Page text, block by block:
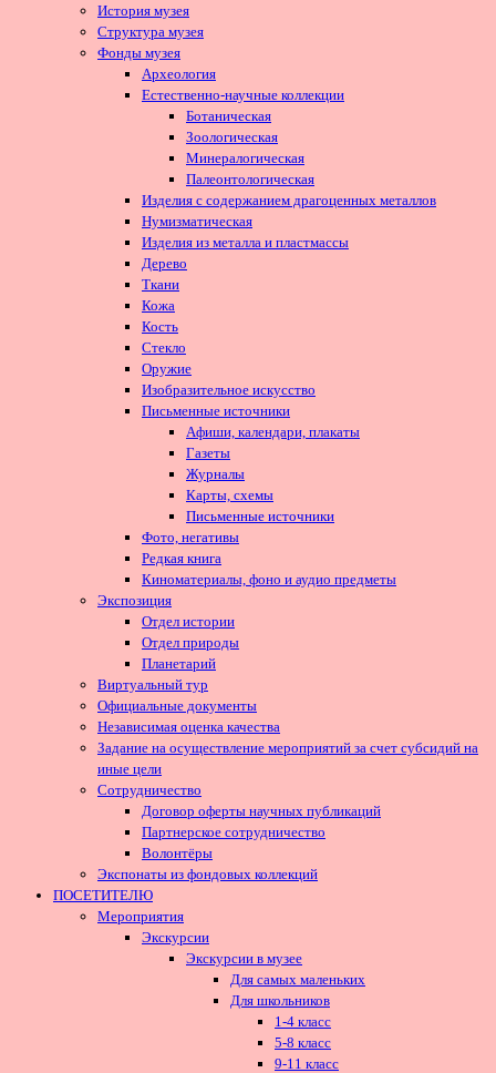
История музея
Структура музея
Фонды музея
Археология
Естественно-научные коллекции
Ботаническая
Зоологическая
Минералогическая
Палеонтологическая
Изделия с содержанием драгоценных металлов
Нумизматическая
Изделия из металла и пластмассы
Дерево
Ткани
Кожа
Кость
Стекло
Оружие
Изобразительное искусство
Письменные источники
Афиши, календари, плакаты
Газеты
Журналы
Карты, схемы
Письменные источники
Фото, негативы
Редкая книга
Киноматериалы, фоно и аудио предметы
Экспозиция
Отдел истории
Отдел природы
Планетарий
Виртуальный тур
Официальные документы
Независимая оценка качества
Задание на осуществление мероприятий за счет субсидий на
иные цели
Сотрудничество
Договор оферты научных публикаций
Партнерское сотрудничество
Волонтёры
Экспонаты из фондовых коллекций
ПОСЕТИТЕЛЮ
Мероприятия
Экскурсии
Экскурсии в музее
Для самых маленьких
Для школьников
1-4 класс
5-8 класс
9-11 класс